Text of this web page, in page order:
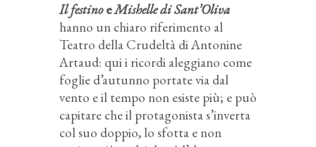
Il festinoeMishelle di Sant’Oliva
hanno un chiaro riferimento al
Teatro della Crudeltà di Antonine
Artaud: qui i ricordi aleggiano come
foglie d’autunno portate via dal
vento e il tempo non esiste più; e può
capitare che il protagonista s’inverta
col suo doppio, lo sfotta e non